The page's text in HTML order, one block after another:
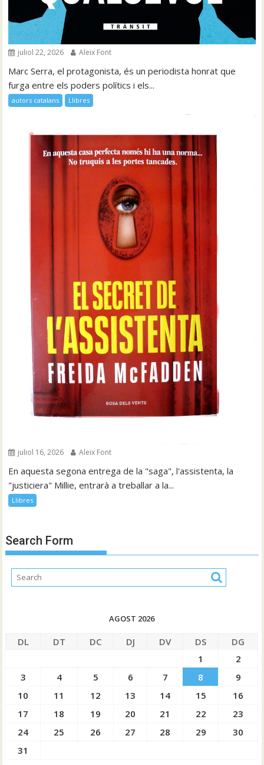
juliol 22, 2026 Aleix Font
Marc Serra, el protagonista, és un periodista honrat que
furga entre els poders polítics i els...
autors catalans Llibres
juliol 16, 2026 Aleix Font
En aquesta segona entrega de la "saga", l'assistenta, la
"justiciera" Millie, entrarà a treballar a la...
Llibres
Search Form
AGOST 2026
DL DT DC DJ DV DS
DG
1
2
3
4 5 6 7 8
9
10
11 12 13 14 15
16
17
18 19 20 21 22
23
24
25 26 27 28 29
30
31